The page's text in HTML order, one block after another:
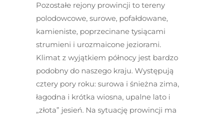
Pozostałe rejony prowincji to tereny
polodowcowe, surowe, pofałdowane,
kamieniste, poprzecinane tysiącami
strumieni i urozmaicone jeziorami.
Klimat z wyjątkiem północy jest bardzo
podobny do naszego kraju. Występują
cztery pory roku: surowa i śnieżna zima,
łagodna i krótka wiosna, upalne lato i
„złota” jesień. Na sytuację prowincji ma